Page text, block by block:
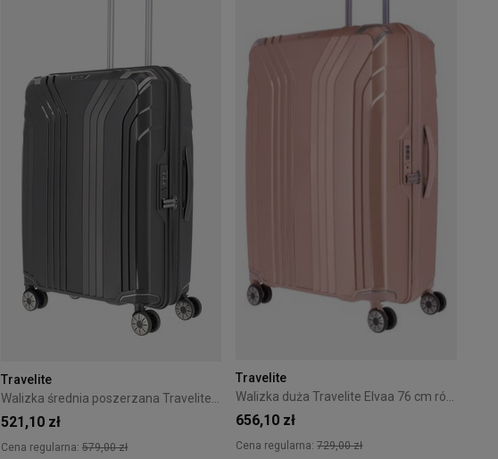
Travelite
Walizka średnia poszerzana Travelite Elvaa 66 cm Czarna
521,10 zł
Cena regularna: 579,00 zł
Travelite
656,10 zł
Cena regularna:729,00 zł